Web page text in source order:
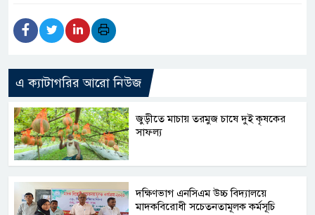
এ ক্যাটাগরির আরো নিউজ
জুড়ীতে মাচায় তরমুজ চাষে দুই কৃষকের
সাফল্য
দক্ষিণভাগ এনসিএম উচ্চ বিদ্যালয়ে
মাদকবিরোধী সচেতনতামূলক কর্মসূচি